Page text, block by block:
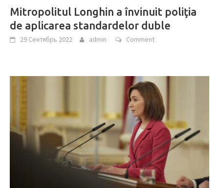
Mitropolitul Longhin a învinuit poliţia
de aplicarea standardelor duble
29 Сентябрь 2022 admin Comment